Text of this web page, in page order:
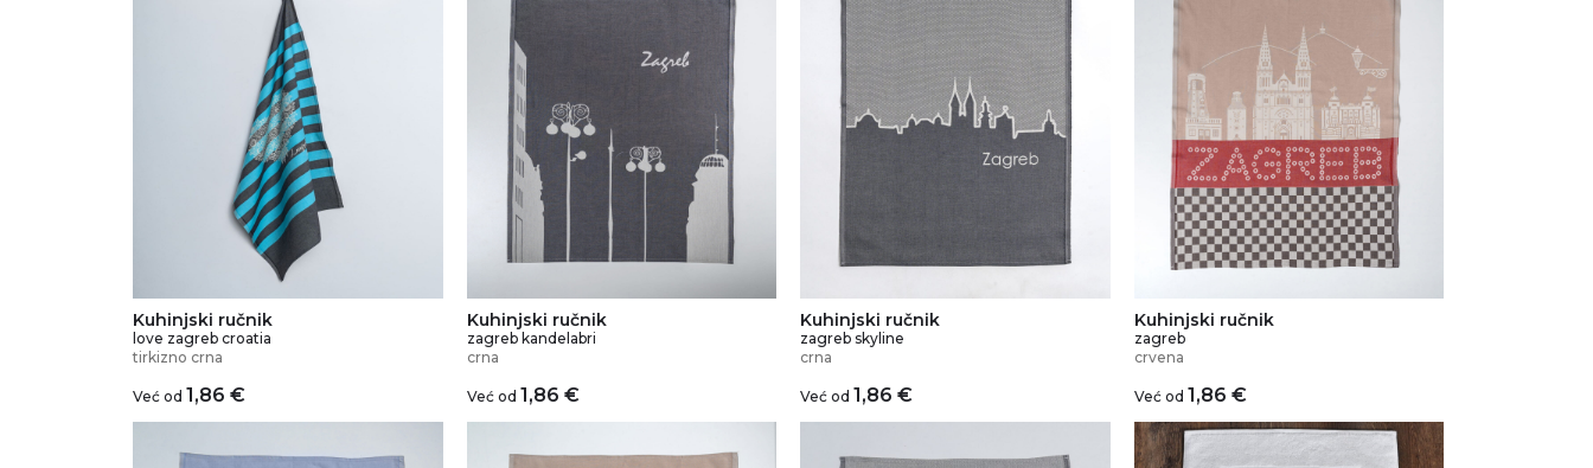
Kuhinjski ručnik
love zagreb croatia
tirkizno crna
Već od 1,86 €
Kuhinjski ručnik
zagreb kandelabri
crna
Već od 1,86 €
Kuhinjski ručnik
zagreb skyline
crna
Već od 1,86€
Kuhinjski ručnik
zagreb
crvena
Već od 1,86 €